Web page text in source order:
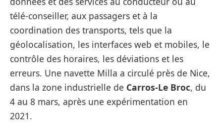
télé-conseiller, aux passagers et à la
coordination des transports, tels que la
géolocalisation, les interfaces web et mobiles, le
contrôle des horaires, les déviations et les
erreurs. Une navette Milla a circulé près de Nice,
dans la zone industrielle de Carros-Le Broc, du
4 au 8 mars, après une expérimentation en
2021.